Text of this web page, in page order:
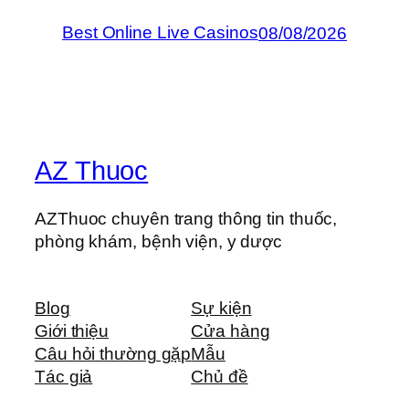
Best Online Live Casinos08/08/2026
AZ Thuoc
AZThuoc chuyên trang thông tin thuốc,
phòng khám, bệnh viện, y dược
Blog
Giới thiệu
Câu hỏi thường gặp
Tác giả
Sự kiện
Cửa hàng
Mẫu
Chủ đề